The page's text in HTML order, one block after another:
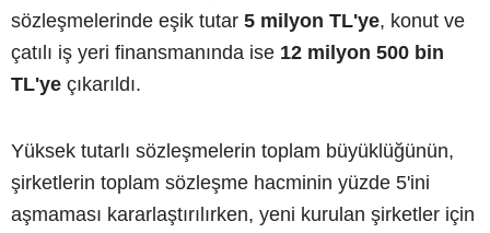
sözleşmelerinde eşik tutar 5 milyon TL'ye, konut ve
çatılı iş yeri finansmanında ise 12 milyon 500 bin
TL'ye çıkarıldı.
Yüksek tutarlı sözleşmelerin toplam büyüklüğünün,
şirketlerin toplam sözleşme hacminin yüzde 5'ini
aşmaması kararlaştırılırken, yeni kurulan şirketler için